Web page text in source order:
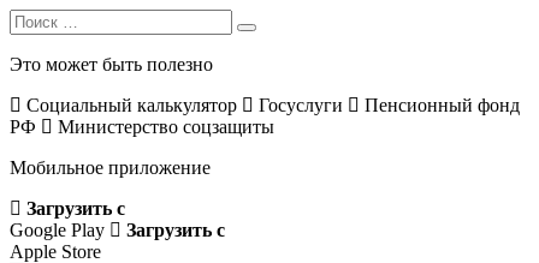
Search
for:
Search
Это может быть полезно
Социальный калькулятор
Госуслуги
Пенсионный фонд
РФ
Министерство соцзащиты
Мобильное приложение
Загрузить с
Google Play
Загрузить с
Apple Store